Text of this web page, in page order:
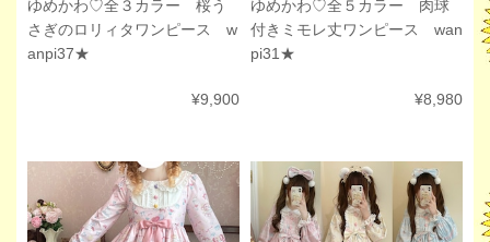
ゆめかわ♡全３カラー 桜う
さぎのロリィタワンピース w
anpi37★
¥9,900
ゆめかわ♡全５カラー 肉球
付きミモレ丈ワンピース wan
pi31★
¥8,980